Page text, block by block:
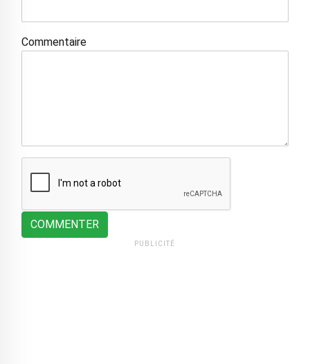
Commentaire
COMMENTER
PUBLICITÉ